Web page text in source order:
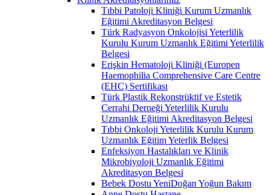
Tıbbi Patoloji Kliniği Kurum Uzmanlık
Eğitimi Akreditasyon Belgesi
Türk Radyasyon Onkolojisi Yeterlilik
Kurulu Kurum Uzmanlık Eğitimi Yeterlilik
Belgesi
Erişkin Hematoloji Kliniği (Europen
Haemophilia Comprehensive Care Centre
(EHC) Sertifikası
Türk Plastik Rekonstrüktif ve Estetik
Cerrahi Derneği Yeterlilik Kurulu
Uzmanlık Eğitimi Akreditasyon Belgesi
Tıbbi Onkoloji Yeterlilik Kurulu Kurum
Uzmanlık Eğitim Yeterlik Belgesi
Enfeksiyon Hastalıkları ve Klinik
Mikrobiyoloji Uzmanlık Eğitimi
Akreditasyon Belgesi
Bebek Dostu YeniDoğan Yoğun Bakım